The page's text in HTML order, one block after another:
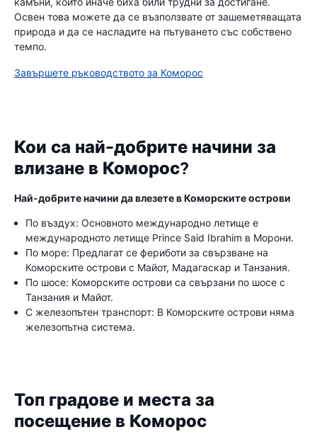
Освен това можете да се възползвате от зашеметяващата
природа и да се насладите на пътуването със собствено
темпо.
Завършете ръководството за Коморос
Кои са най-добрите начини за
влизане в Коморос?
Най-добрите начини да влезете в Коморските острови
По въздух: Основното международно летище е
международното летище Prince Said Ibrahim в Морони.
По море: Предлагат се фериботи за свързване на
Коморските острови с Майот, Мадагаскар и Танзания.
По шосе: Коморските острови са свързани по шосе с
Танзания и Майот.
С железопътен транспорт: В Коморските острови няма
железопътна система.
Топ градове и места за
посещение в Коморос